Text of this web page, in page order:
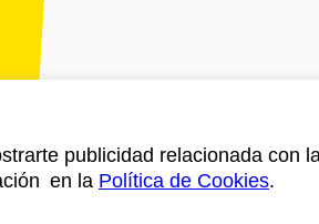
publicidad relacionada con
en la Política de Cookies.